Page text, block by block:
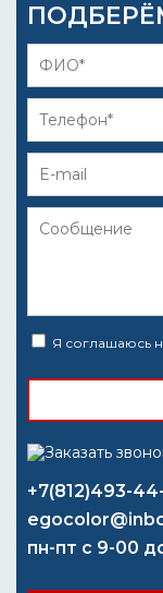
Я соглашаюсь
+7(812)493-
пн-пт с 9-00